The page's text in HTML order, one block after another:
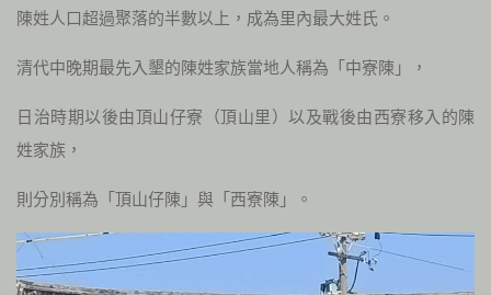
陳姓人口超過聚落的半數以上，成為里內最大姓氏。
清代中晚期最先入墾的陳姓家族當地人稱為「中寮陳」，
日治時期以後由頂山仔寮（頂山里）以及戰後由西寮移入的陳
姓家族，
則分別稱為「頂山仔陳」與「西寮陳」。